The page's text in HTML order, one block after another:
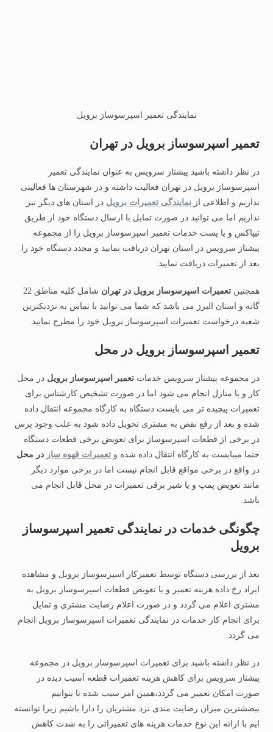
نمایندگی تعمیر اسپرسوساز برویل
تعمیر اسپرسوساز برویل در تهران
در نظر داشته باشید پیشتاز سرویس به عنوان نمایندگی تعمیر
اسپرسوساز برویل در تهران فعالیت داشته و در شهرستان ها فعالیتی
نداریم و اطلاعی از نمایندگی تعمیرات برویل در استان های دیگر نیز
نداریم اما می توانید در صورت تمایل با ارسال دستگاه خود از طریق
تیپاکس و یا پست خدمات تعمیر اسپرسوساز برویل را از مجموعه
پیشتاز سرویس در استان تهران دریافت نمایید و مجدد دستگاه خود را
بعد از تعمیرات دریافت نمایید.
همچنینتعمیرات اسپرسوساز برویل در تهران
شامل کلیه مناطق 22
گانه و استان البرز می باشد که شما می توانید با تماس به نزدیکترین
شعبه درخواست تعمیرات اسپرسوساز برویل خود را مطرح نمایید.
تعمیر اسپرسوساز برویل در محل
در مجموعه پیشتاز سرویس خدمات تعمیر اسپرسوساز برویل در محل
کار و یا منازل انجام می شود اما در صورت تشخیص کارشناس برای
تعمیرات پیچیده تر می بایست دستگاه به کارگاه مجموعه انتقال داده
شده و بعد از رفع نقص به مشتری تحویل داده شود به علت وجود پرس
در برخی از قطعات اسپرسوساز برای تعویض برخی قطعات دستگاه
حتما میبایست به کارگاه انتقال داده شده وتعمیرات قهوه ساز در محل
در واقع در برخی مواقع قابل انجام نیست اما در برخی موارد دیگر
مانند تعویض پمپ و یا شیر برقی تعمیرات در محل قابل انجام می
باشد.
چگونگی خدمات در نمایندگی تعمیر اسپرسوساز
برویل
بعد از بررسی دستگاه توسط تعمیرکار اسپرسوساز برویل و مشاهده
ایراد رخ داده هزینه تعمیر و یا تعویض قطعات اسپرسوساز برویل به
مشتری اعلام می گردد و در صورت اعلام رضایت مشتری و تمایل
برای انجام کار خدمات در نمایندگی تعمیرات اسپرسوساز برویل انجام
می گردد.
در نظر داشته باشید برای تعمیرات اسپرسوساز برویل در مجموعه
پیشتاز سرویس برای کاهش هزینه تعمیرات قطعه آسیب دیده در
صورت امکان تعمیر می گردد،همین امر سبب شده تا بتوانیم
بیضشترین میزان رضایت مندی نزد مشتریان را دارا باشیم زیرا توانسته
ایم با ارائه این نوع خدمات هزینه های تعمیراتی را به شدت کاهش